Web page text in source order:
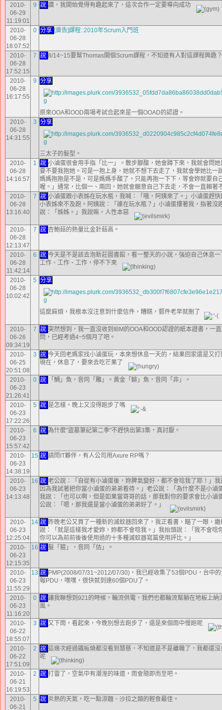
2010-
06-29
11:19:01
9 說 讚，我開始覺得有趣起來了，這次合作一定要導向成功
2010-
06-28
18:07:52
0 分享 [廣告]課程::2010年Scrum入門班
2010-
06-28
17:52:15
7 說 8/14~15要幫Thomas開個Scrum課程，不知道有人對這課程興趣？
2010-
06-28
16:17:55
9 分享
原來OOA和OOD兩場考試合起來是一個OOAD的認證。
2010-
06-28
14:31:55
3 分享
三太子的髮型。
2010-
06-28
14:16:57
1 說 小滷蛋很會用手指「比一」。散步腳酸，她會蹲下來，我就會問
要不要我抱她。可是一抱上身，她就不想下去走了，我就會學她比一
媽媽抱抱是不是，可是媽媽手酸了，只能再抱一下下，等會妳就要自
喔。」通常，比個一、兩回，她就會願意自己下去走，不會一直賴著
2010-
06-28
13:16:40
7 說 小滷蛋跟小表姊在玩水瓶，我喊：「哦，阿姨來了。」小滷蛋趕
小表姊來不及跑。阿姨說：「誰在玩水瓶？」小滷蛋摟著我，指著沒
說：「姊姊。」我說嘛，人性本惡
2010-
06-28
12:13:47
7 說 杏鮑菇的熱量比金針菇高。
2010-
06-28
11:42:14
6 說 今天是不是該去泡新莊圖書館，看一整天的小說，強迫自己休息
工作、工作、工作，停不下來
2010-
06-28
10:02:42
5 分享
這麼麻煩，我根本沒注意到什麼信件，糟糕，郵件老早就刪了
2010-
06-26
09:34:19
7 說 突然想到，我一直沒收到IBM的OOA和OOD認證的紙本證書，一
問，已經考過4~5個月了吧。
2010-
06-25
20:51:08
3 說 今天回老媽家找小滷蛋玩，本來想休息一天的，結果回家還是又
現在，休息了，要來去吃芒果了
2010-
06-23
21:26:41
0 說 「鯛」魚，音同「雕」。黃金「鯡」魚，音同「非」。
2010-
06-23
17:22:26
5 說 是怎樣，晚上又沒得跑步了嗎
2010-
06-23
15:57:42
6 說 為什麼"盜墓筆記第二季"不趕快出第3集，真討厭。
2010-
06-23
14:38:19
15 說 請問IT夥伴，有人公司用Axure RP嗎？
2010-
06-23
14:13:48
16 說 老公說：「自從有小滷蛋後，妳脾氣變好，都不會唸我了耶！」
因為我試著把你當小滷蛋的弟弟看待。」老公說：「為什麼不是小滷
我說：「也可以啊，但是如果當哥哥的話，那我對你的要求會比小滷
公說：「嗯，那我還是當小滷蛋的弟弟好了。」
2010-
06-23
12:25:04
14 說 昨晚老公又買了一種新的滅蚊器回來了，我正看書，瞄了一眼，
說：「就是這樣我才愛妳，妳都不會唸我。」我抬頭說：「我不會唸
你可以為前前後後使用過的十多種滅蚊器寫篇使用評比。」
2010-
06-23
12:15:35
16 說 髮「箍」，音同「估」。
2010-
06-23
11:55:29
13 說 PMP(2008/07/31~2012/07/30)，我已經收集了53個PDU，台中
報PDU，嘿嘿，很快就到達60個PDU了。
2010-
06-23
11:16:20
0 說 讓我聯想到921的時候，輪流供電，我們也都輪流幫躺在地板上納
風。
2010-
06-22
18:55:07
3 說 又下雨，看起來，今晚別想去跑步了，還是來個雨中慢跑呢
2010-
06-22
17:51:09
2 說 這幾次經過鐵板燒都沒看到慧慈，不知道是不是離職了，我都還
呢
2010-
06-21
16:19:53
2 說 打雷了，空氣中有潮溼的味道，雨會隨即而至吧。
2010-
06-21
5 說 炎熱的天氣，吃一點涼麵、沙拉之類的輕食最佳。